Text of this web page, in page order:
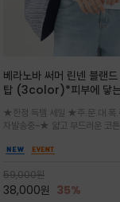
베라노바 써머 린넨 블랜
탑 (3color)*피부에 닿는
연스러운 질감에 폴리에스
정성을 더한 원단
★한정 득템 세일 ★주.문.대.폭
차발송중~★ 얇고 부드러운 코
는 여유핏이 체형을 자연스럽게
으로 입어주세요
59,000원
38,000원 35%